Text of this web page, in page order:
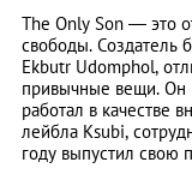
The Only Son — это
свободы. Создатель
Ekbutr Udomphol,
привычные вещи. Он
работал в качестве
лейбла Ksubi,
году выпустил свою